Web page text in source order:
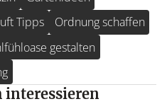
Tipps
Ordnung schaffen
gestalten
interessieren